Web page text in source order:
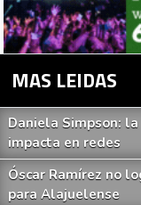
MAS LEIDAS
Daniela Simpson:
impacta en redes
Óscar Ramírez no
para Alajuelense